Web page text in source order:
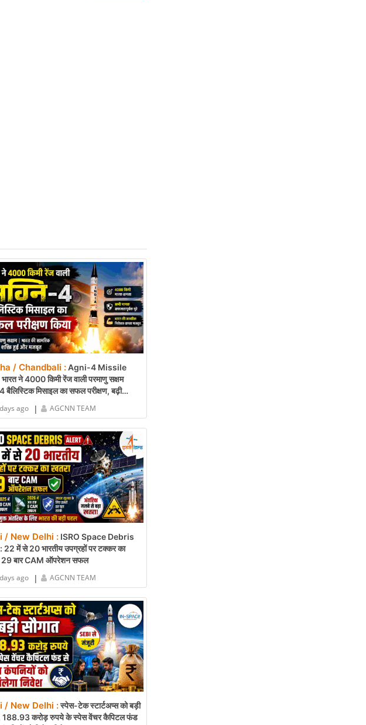
/ Chandbali :Agni-4 Missile
ने 4000 किमी रेंज वाली परमाणु सक्षम
बैलिस्टिक मिसाइल का सफल परीक्षण, बढ़ी
ago | AGCNN TEAM
/ New Delhi : ISRO Space Debris
में से 20 भारतीय उपग्रहों पर टक्कर का
29 बार CAM ऑपरेशन सफल
ago
| AGCNN TEAM
/ New Delhi :स्पेस-टेक स्टार्टअप्स को बड़ी
188.93 करोड़ रुपये के स्पेस वेंचर कैपिटल फंड